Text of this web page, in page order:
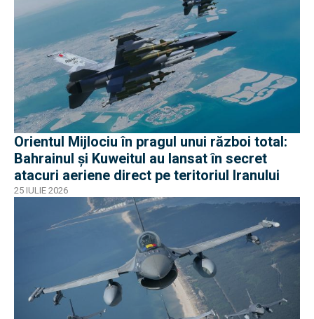
Orientul Mijlociu în pragul unui război total:
Bahrainul și Kuweitul au lansat în secret
atacuri aeriene direct pe teritoriul Iranului
25 IULIE 2026